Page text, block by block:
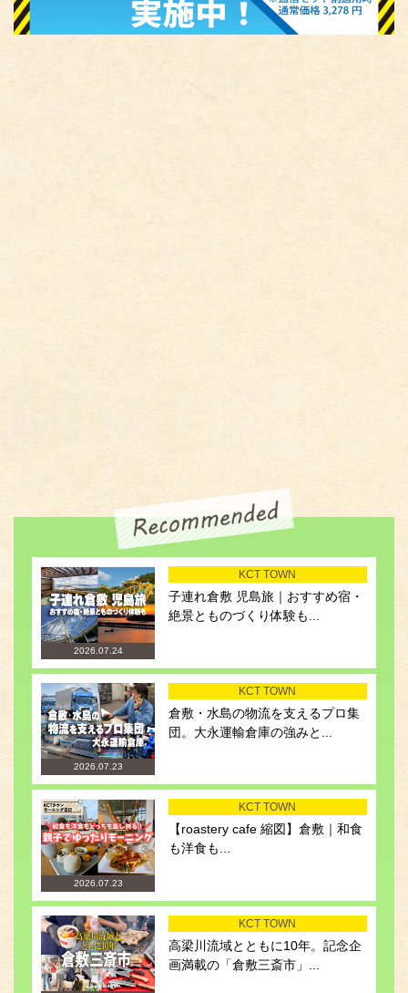
2026.07.24
KCT TOWN
子連れ倉敷 児島旅｜おすすめ宿・
絶景とものづくり体験も...
2026.07.23
KCT TOWN
倉敷・水島の物流を支えるプロ集
団。大永運輸倉庫の強みと...
2026.07.23
KCT TOWN
【roastery cafe 縮図】倉敷｜和食
も洋食も...
KCT TOWN
高梁川流域とともに10年。記念企
画満載の「倉敷三斎市」...